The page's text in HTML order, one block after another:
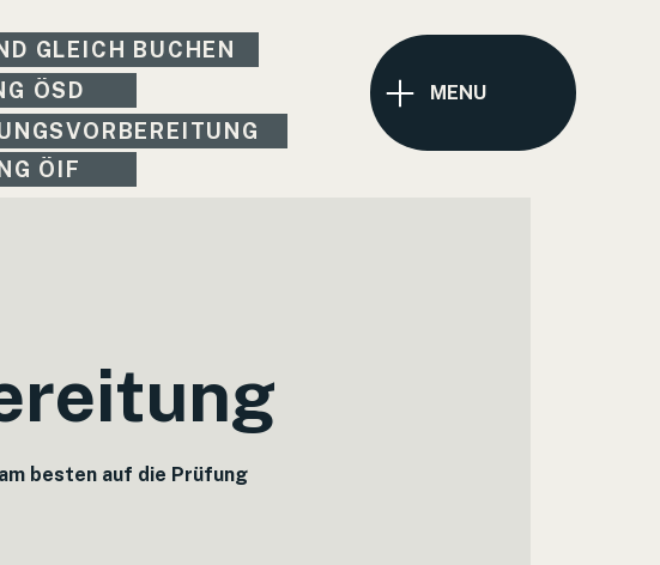
GLEICH BUCHEN
ÖSD
MENU
ÖIF
besten auf die Prüfung